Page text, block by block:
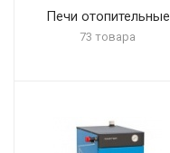
Печи отопительные
73 товара